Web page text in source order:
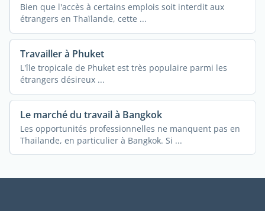
Bien que l'accès à certains emplois soit interdit aux
étrangers en Thaïlande, cette ...
Travailler à Phuket
L'île tropicale de Phuket est très populaire parmi les
étrangers désireux ...
Le marché du travail à Bangkok
Les opportunités professionnelles ne manquent pas en
Thaïlande, en particulier à Bangkok. Si ...